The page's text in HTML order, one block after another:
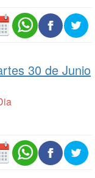
30 de Junio